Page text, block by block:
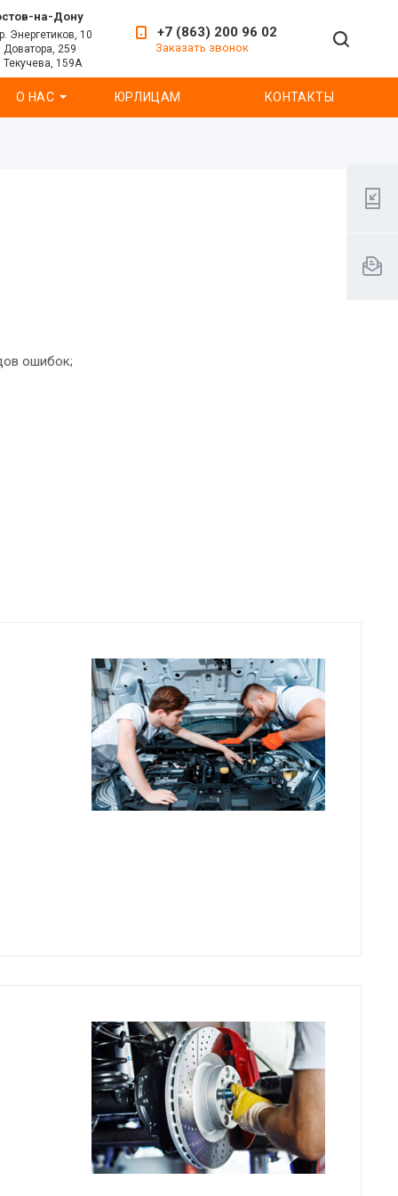
на-Дону
Энергетиков, 10
Доватора, 259
Текучева, 159А
+7 (863) 200 96 02
Заказать звонок
О НАС ЮРЛИЦАМ КОНТАКТЫ
ошибок;